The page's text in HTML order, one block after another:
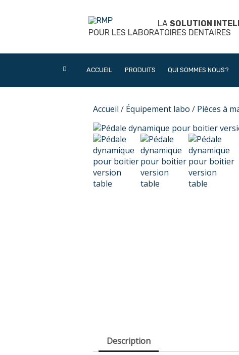
LASOLUTION
POUR LES LABORATOIRES DENTAIRES
ACCUEIL PRODUITS QUI SOMMES NOUS?
Accueil / Équipement labo / Pièces à
Description